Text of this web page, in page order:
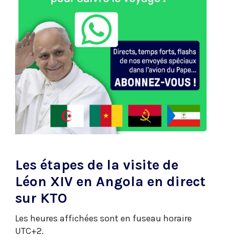
Les étapes de la visite de
Léon XIV en Angola en direct
sur KTO
Les heures affichées sont en fuseau horaire
UTC+2.